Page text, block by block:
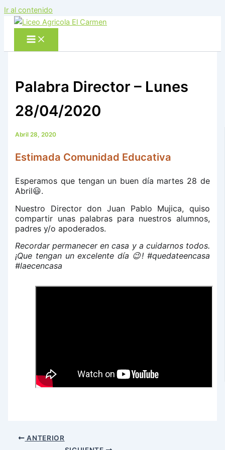
Ir al contenido
Palabra Director – Lunes
28/04/2020
Abril 28, 2020
Estimada Comunidad Educativa
Esperamos que tengan un buen día martes 28 de
Abril😃.
Nuestro Director don Juan Pablo Mujica, quiso
compartir unas palabras para nuestros alumnos,
padres y/o apoderados.
Recordar permanecer en casa y a cuidarnos todos.
¡Que tengan un excelente día 😉! #quedateencasa
#laecencasa
ANTERIOR